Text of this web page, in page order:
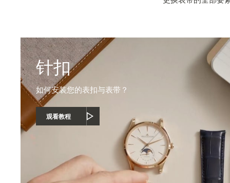
针扣
如何安装您的表扣与表带？
观看教程